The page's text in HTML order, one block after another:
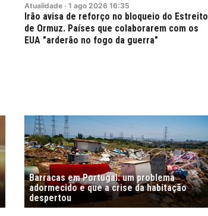
Atualidade · 1 ago 2026 16:35
Irão avisa de reforço no bloqueio do Estreito
de Ormuz. Países que colaborarem com os
EUA "arderão no fogo da guerra"
Barracas em Portugal: um problema
adormecido e que a crise da habitação
despertou